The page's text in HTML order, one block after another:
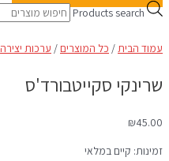
Products search
עמוד הבית/ כל המוצרים / ערכות יצירה
שרינקי סקייטבורד'ס
₪45.00
זמינות: קיים במלאי